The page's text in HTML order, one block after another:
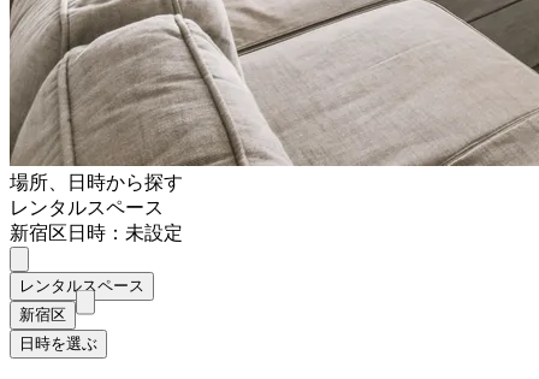
場所、日時から探す
レンタルスペース
新宿区日時：未設定
レンタルスペース
新宿区
日時を選ぶ